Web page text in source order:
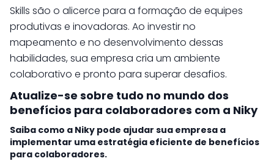
Skills são o alicerce para a formação de equipes
produtivas e inovadoras. Ao investir no
mapeamento e no desenvolvimento dessas
habilidades, sua empresa cria um ambiente
colaborativo e pronto para superar desafios.
Atualize-se sobre tudo no mundo dos
benefícios para colaboradores com a Niky
Saiba como a Niky pode ajudar sua empresa a
implementar uma estratégia eficiente de benefícios
para colaboradores.